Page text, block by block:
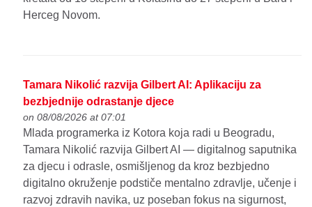
Herceg Novom.
Tamara Nikolić razvija Gilbert AI: Aplikaciju za
bezbjednije odrastanje djece
on 08/08/2026 at 07:01
Mlada programerka iz Kotora koja radi u Beogradu,
Tamara Nikolić razvija Gilbert AI — digitalnog saputnika
za djecu i odrasle, osmišljenog da kroz bezbjedno
digitalno okruženje podstiče mentalno zdravlje, učenje i
razvoj zdravih navika, uz poseban fokus na sigurnost,